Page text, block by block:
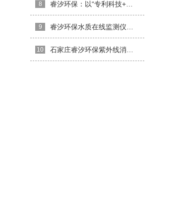
8
9
10